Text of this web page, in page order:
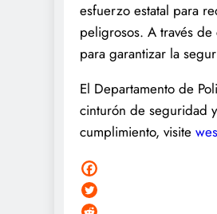
esfuerzo estatal para
peligrosos. A través
para garantizar la
El Departamento de
cinturón de seguridad
cumplimiento, visite